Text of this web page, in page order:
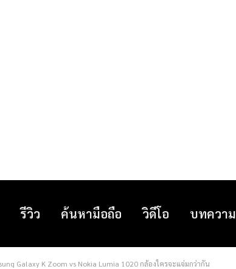
รีวิว ค้นหามือถือ วิดีโอ บทความ
Galaxy K Zoom vs Nokia Lumia 1020 กล้องใครจะแจ่มกว่ากัน